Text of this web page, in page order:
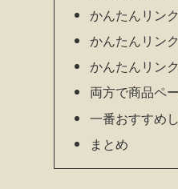
かんたんリン
かんたんリン
かんたんリン
両方で商品ペ
一番おすすめ
まとめ